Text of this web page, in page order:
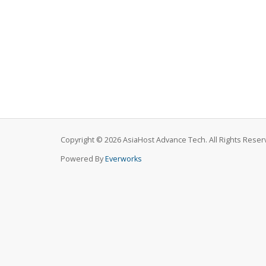
Copyright © 2026 AsiaHost Advance Tech. All Rights
Powered ByEverworks